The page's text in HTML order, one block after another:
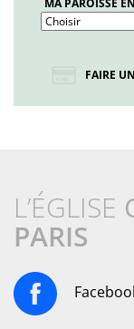
MA PAROISSE
FAIRE
L’ÉGLISE
PARIS